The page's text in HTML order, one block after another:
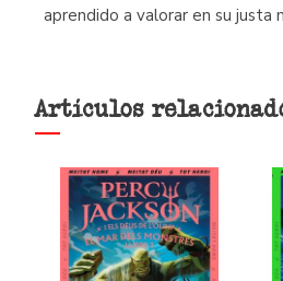
aprendido a valorar en su justa
Artículos